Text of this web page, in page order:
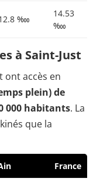
‱
14.53
‱
à Saint-Just
ont accès en
plein) de
000 habitants. La
que la
France